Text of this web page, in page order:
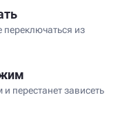
переключаться из
перестанет зависеть